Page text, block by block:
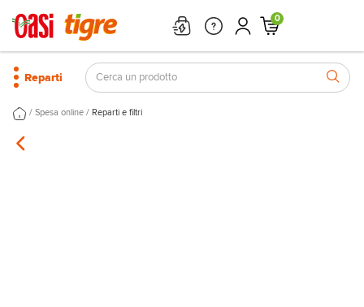
0
Reparti
/ Spesa online / Reparti e filtri